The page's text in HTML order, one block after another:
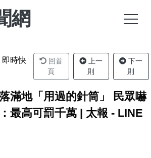
網
即時快
回首
頁
上一
則
下一
則
滿地「用過的針筒」 民眾嚇
最高可罰千萬 | 太報 - LINE